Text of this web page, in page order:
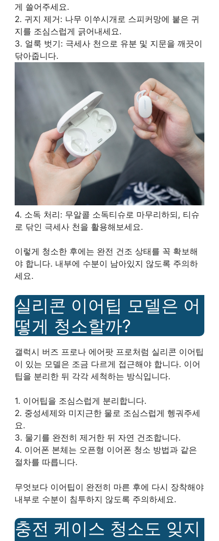
게 쓸어주세요.
2. 귀지 제거: 나무 이쑤시개로 스피커망에 붙은 귀
지를 조심스럽게 긁어내세요.
3. 얼룩 벗기: 극세사 천으로 유분 및 지문을 깨끗이
닦아줍니다.
4. 소독 처리: 무알콜 소독티슈로 마무리하되, 티슈
로 닦인 극세사 천을 활용해보세요.
이렇게 청소한 후에는 완전 건조 상태를 꼭 확보해
야 합니다. 내부에 수분이 남아있지 않도록 주의하
세요.
실리콘 이어팁 모델은 어
떻게 청소할까?
갤럭시 버즈 프로나 에어팟 프로처럼 실리콘 이어팁
이 있는 모델은 조금 다르게 접근해야 합니다. 이어
팁을 분리한 뒤 각각 세척하는 방식입니다.
1. 이어팁을 조심스럽게 분리합니다.
2. 중성세제와 미지근한 물로 조심스럽게 헹궈주세
요.
3. 물기를 완전히 제거한 뒤 자연 건조합니다.
4. 이어폰 본체는 오픈형 이어폰 청소 방법과 같은
절차를 따릅니다.
무엇보다 이어팁이 완전히 마른 후에 다시 장착해야
내부로 수분이 침투하지 않도록 주의하세요.
충전 케이스 청소도 잊지